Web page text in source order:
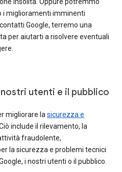
i miglioramenti imminenti
Google, terremo una
per aiutarti a risolvere eventuali
utenti e il pubblico
migliorare la sicurezza e
include il rilevamento, la
fraudolente,
la sicurezza e problemi tecnici
i nostri utenti o il pubblico.